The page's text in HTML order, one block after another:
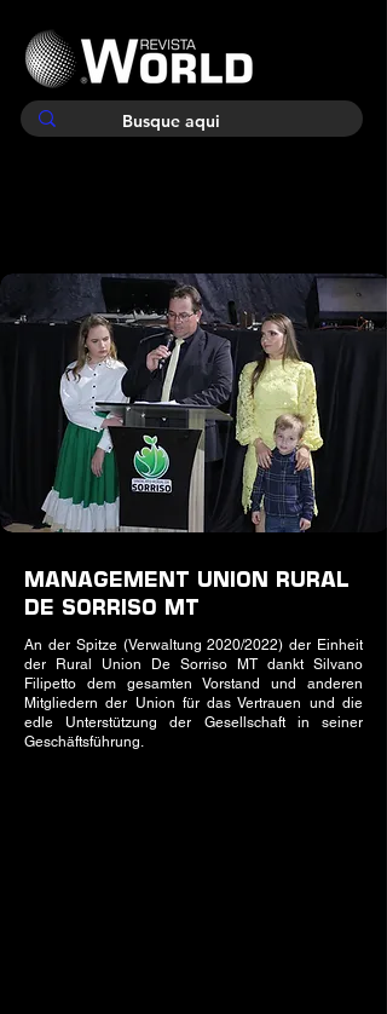
MANAGEMENT UNION RURAL
DE SORRISO MT
An der Spitze (Verwaltung 2020/2022) der Einheit
der Rural Union De Sorriso MT dankt Silvano
Filipetto dem gesamten Vorstand und anderen
Mitgliedern der Union für das Vertrauen und die
edle Unterstützung der Gesellschaft in seiner
Geschäftsführung.